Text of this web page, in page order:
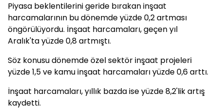
Piyasa beklentilerini geride bırakan inşaat
harcamalarının bu dönemde yüzde 0,2 artması
öngörülüyordu. İnşaat harcamaları, geçen yıl
Aralık'ta yüzde 0,8 artmıştı.
Söz konusu dönemde özel sektör inşaat projeleri
yüzde 1,5 ve kamu inşaat harcamaları yüzde 0,6 arttı.
İnşaat harcamaları, yıllık bazda ise yüzde 8,2'lik artış
kaydetti.